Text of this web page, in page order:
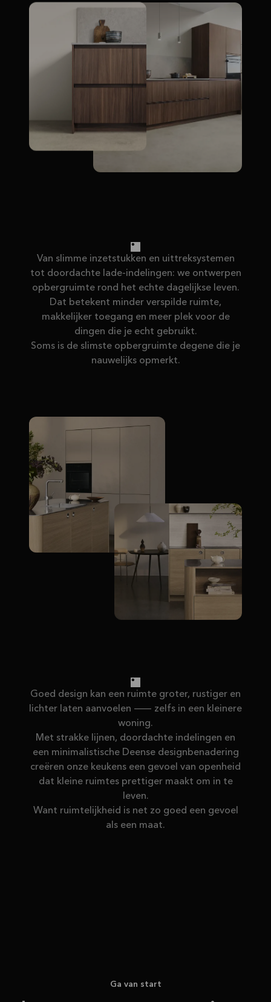
Van slimme inzetstukken en uittreksystemen
tot doordachte lade-indelingen: we ontwerpen
opbergruimte rond het echte dagelijkse leven.
Dat betekent minder verspilde ruimte,
makkelijker toegang en meer plek voor de
dingen die je echt gebruikt.
Soms is de slimste opbergruimte degene die je
nauwelijks opmerkt.
Goed design kan een ruimte groter, rustiger en
lichter laten aanvoelen — zelfs in een kleinere
woning.
Met strakke lijnen, doordachte indelingen en
een minimalistische Deense designbenadering
creëren onze keukens een gevoel van openheid
dat kleine ruimtes prettiger maakt om in te
leven.
Want ruimtelijkheid is net zo goed een gevoel
als een maat.
Ga van start